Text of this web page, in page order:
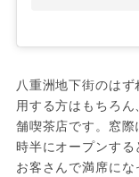
八重洲地下街のは
用する方はもちろ
舗喫茶店です。窓
時半にオープンす
お客さんで満席にな